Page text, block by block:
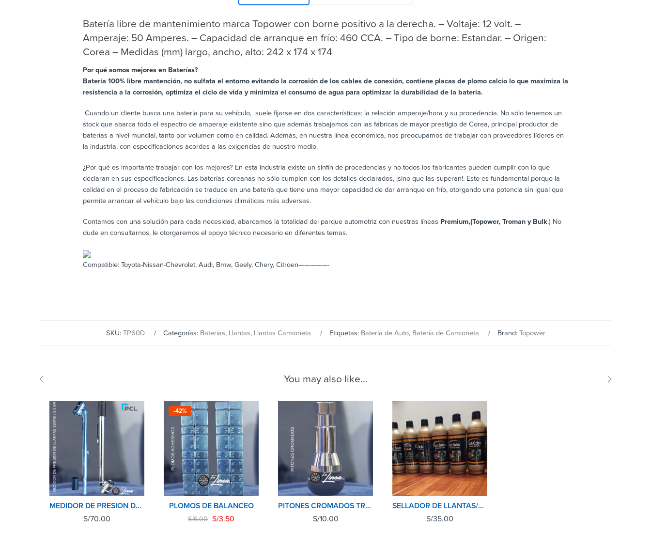
Batería libre de mantenimiento marca Topower con borne positivo a la derecha. – Voltaje: 12 volt. –
Amperaje: 50 Amperes. – Capacidad de arranque en frío: 460 CCA. – Tipo de borne: Estandar. – Origen:
Corea – Medidas (mm) largo, ancho, alto: 242 x 174 x 174
Por qué somos mejores en Baterías?
Batería 100% libre mantención, no sulfata el entorno evitando la corrosión de los cables de conexión, contiene placas de plomo calcio lo que maximiza la
resistencia a la corrosión, optimiza el ciclo de vida y minimiza el consumo de agua para optimizar la durabilidad de la batería.
Cuando un cliente busca una batería para su vehículo, suele fijarse en dos características: la relación amperaje/hora y su procedencia. No sólo tenemos un
stock que abarca todo el espectro de amperaje existente sino que además trabajamos con las fábricas de mayor prestigio de Corea, principal productor de
baterías a nivel mundial, tanto por volumen como en calidad. Además, en nuestra línea económica, nos preocupamos de trabajar con proveedores líderes en
la industria, con especificaciones acordes a las exigencias de nuestro medio.
¿Por qué es importante trabajar con los mejores? En esta industria existe un sinfín de procedencias y no todos los fabricantes pueden cumplir con lo que
declaran en sus especificaciones. Las baterías coreanas no sólo cumplen con los detalles declarados, ¡sino que las superan!. Esto es fundamental porque la
calidad en el proceso de fabricación se traduce en una batería que tiene una mayor capacidad de dar arranque en frío, otorgando una potencia sin igual que
permite arrancar el vehículo bajo las condiciones climáticas más adversas.
Contamos con una solución para cada necesidad, abarcamos la totalidad del parque automotriz con nuestras líneas Premium,(Topower, Troman y Bulk.) No
dude en consultarnos, le otorgaremos el apoyo técnico necesario en diferentes temas.
Compatible: Toyota-Nissan-Chevrolet, Audi, Bmw, Geely, Chery, Citroen—————-
SKU: TP60D Categorías: Baterías, Llantas, Llantas Camioneta Etiquetas: Batería de Auto, Batería de Camioneta Brand: Topower
You may also like…
MEDIDOR DE PRESION DE NEUMATICOS(LLANTAS) PCL
S/70.00
-42%
PLOMOS DE BALANCEO
S/6.00 S/3.50
PITONES CROMADOS TR413C AUTO-CAMIONETA
S/10.00
SELLADOR DE LLANTAS/ANTIPINCHASO 500ML CUBULL
S/35.00